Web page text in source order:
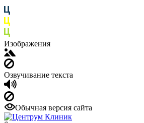
Изображения
Озвучивание текста
Обычная версия сайта